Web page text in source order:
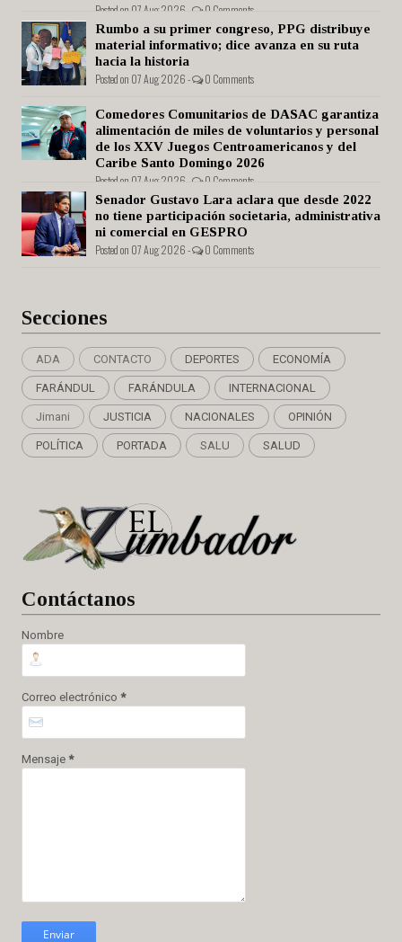
Posted on 07 Aug 2026 - 0 Comments
Rumbo a su primer congreso, PPG distribuye
material informativo; dice avanza en su ruta
hacia la historia
Posted on 07 Aug 2026 - 0 Comments
Comedores Comunitarios de DASAC garantiza
alimentación de miles de voluntarios y personal
de los XXV Juegos Centroamericanos y del
Caribe Santo Domingo 2026
Posted on 07 Aug 2026 - 0 Comments
Senador Gustavo Lara aclara que desde 2022
no tiene participación societaria, administrativa
ni comercial en GESPRO
Posted on 07 Aug 2026 - 0 Comments
Secciones
ADA CONTACTO DEPORTES ECONOMÍA
FARÁNDUL FARÁNDULA INTERNACIONAL
Jimani JUSTICIA NACIONALES OPINIÓN
POLÍTICA PORTADA SALU SALUD
Contáctanos
Nombre
Correo electrónico *
Mensaje *